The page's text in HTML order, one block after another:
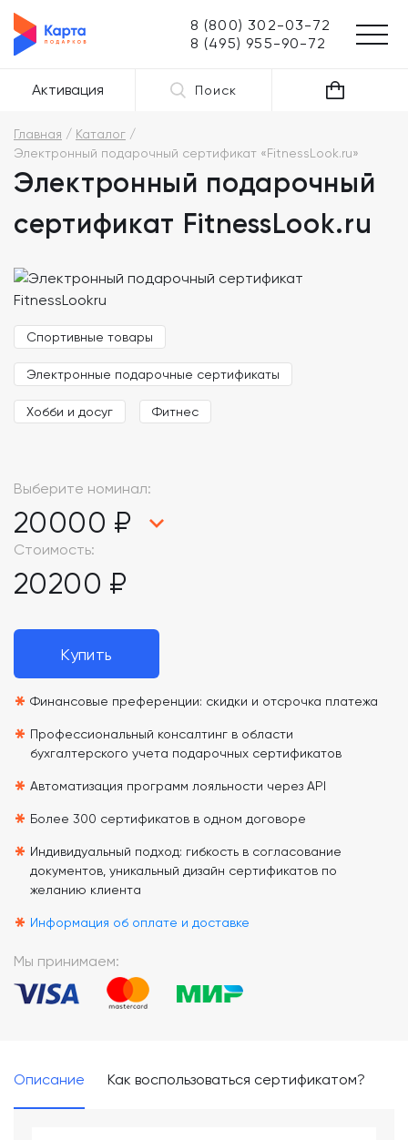
8 (800) 302-03-72
8 (495) 955-90-72
Активация Поиск
Главная
Каталог
Электронный подарочный сертификат «FitnessLook.ru»
Электронный подарочный
сертификат FitnessLook.ru
Спортивные товары
Электронные подарочные сертификаты
Хобби и досуг Фитнес
Выберите номинал:
20000 ₽
Стоимость:
20200 ₽
Купить
* Финансовые преференции: скидки и отсрочка платежа
* Профессиональный консалтинг в области
бухгалтерского учета подарочных сертификатов
* Автоматизация программ лояльности через API
* Более 300 сертификатов в одном договоре
* Индивидуальный подход: гибкость в согласование
документов, уникальный дизайн сертификатов по
желанию клиента
* Информация об оплате и доставке
Мы принимаем:
Описание Как воспользоваться сертификатом?